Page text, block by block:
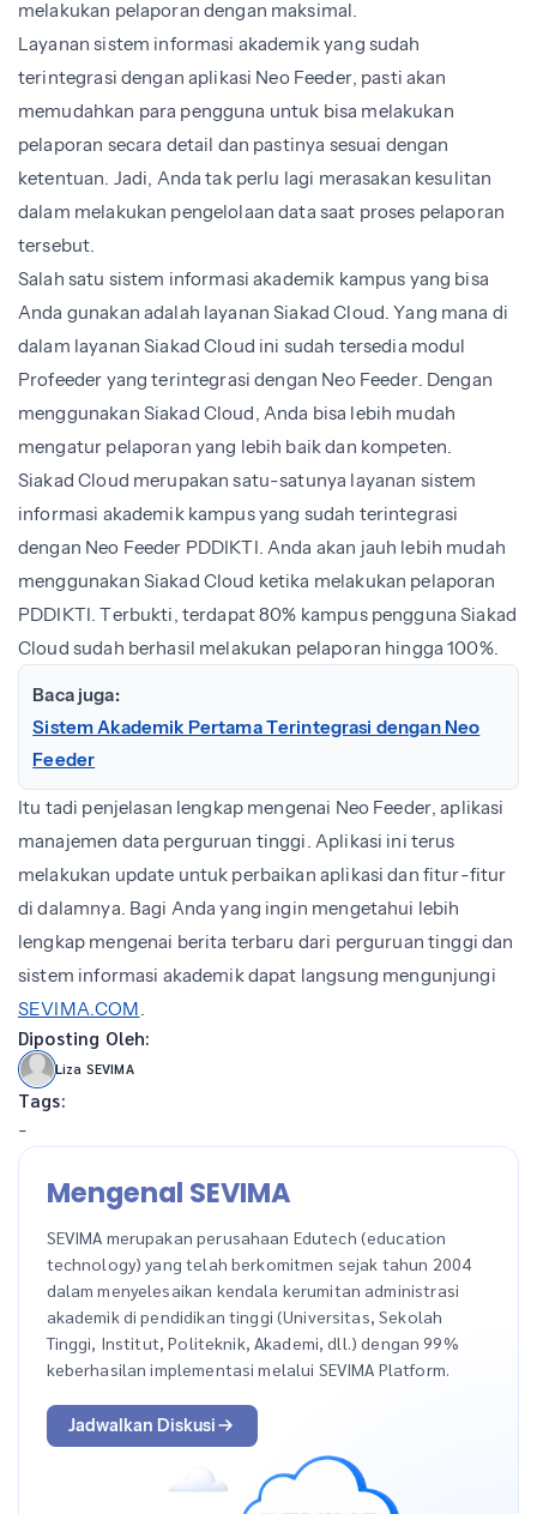
melakukan pelaporan dengan maksimal.
Layanan sistem informasi akademik yang sudah
terintegrasi dengan aplikasi Neo Feeder, pasti akan
memudahkan para pengguna untuk bisa melakukan
pelaporan secara detail dan pastinya sesuai dengan
ketentuan. Jadi, Anda tak perlu lagi merasakan kesulitan
dalam melakukan pengelolaan data saat proses pelaporan
tersebut.
Salah satu sistem informasi akademik kampus yang bisa
Anda gunakan adalah layanan Siakad Cloud. Yang mana di
dalam layanan Siakad Cloud ini sudah tersedia modul
Profeeder yang terintegrasi dengan Neo Feeder. Dengan
menggunakan Siakad Cloud, Anda bisa lebih mudah
mengatur pelaporan yang lebih baik dan kompeten.
Siakad Cloud merupakan satu-satunya layanan sistem
informasi akademik kampus yang sudah terintegrasi
dengan Neo Feeder PDDIKTI. Anda akan jauh lebih mudah
menggunakan Siakad Cloud ketika melakukan pelaporan
PDDIKTI. Terbukti, terdapat 80% kampus pengguna Siakad
Cloud sudah berhasil melakukan pelaporan hingga 100%.
Baca juga:
Sistem Akademik Pertama Terintegrasi dengan Neo
Feeder
Itu tadi penjelasan lengkap mengenai Neo Feeder, aplikasi
manajemen data perguruan tinggi. Aplikasi ini terus
melakukan update untuk perbaikan aplikasi dan fitur-fitur
di dalamnya. Bagi Anda yang ingin mengetahui lebih
lengkap mengenai berita terbaru dari perguruan tinggi dan
sistem informasi akademik dapat langsung mengunjungi
SEVIMA.COM.
Diposting Oleh:
Liza SEVIMA
Tags:
-
Mengenal SEVIMA
SEVIMA merupakan perusahaan Edutech (education
technology) yang telah berkomitmen sejak tahun 2004
dalam menyelesaikan kendala kerumitan administrasi
akademik di pendidikan tinggi (Universitas, Sekolah
Tinggi, Institut, Politeknik, Akademi, dll.) dengan 99%
keberhasilan implementasi melalui SEVIMA Platform.
Jadwalkan Diskusi